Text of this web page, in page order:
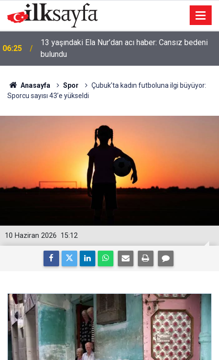
06:25
13 yaşındaki Ela Nur’dan acı haber: Cansız bedeni
bulundu
Anasayfa Spor
Çubuk’ta kadın futboluna ilgi büyüyor:
Sporcu sayısı 43’e yükseldi
15:12
10 Haziran 2026